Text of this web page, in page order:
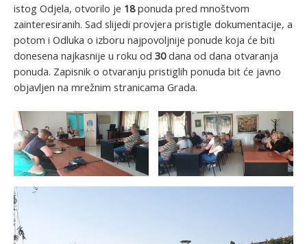
istog Odjela, otvorilo je 18ponuda pred mnoštvom
zainteresiranih. Sad slijedi provjera pristigle dokumentacije, a
potom i Odluka o izboru najpovoljnije ponude koja će biti
donesena najkasnije u roku od 30dana od dana otvaranja
ponuda. Zapisnik o otvaranju pristiglih ponuda bit će javno
objavljen na mrežnim stranicama Grada.